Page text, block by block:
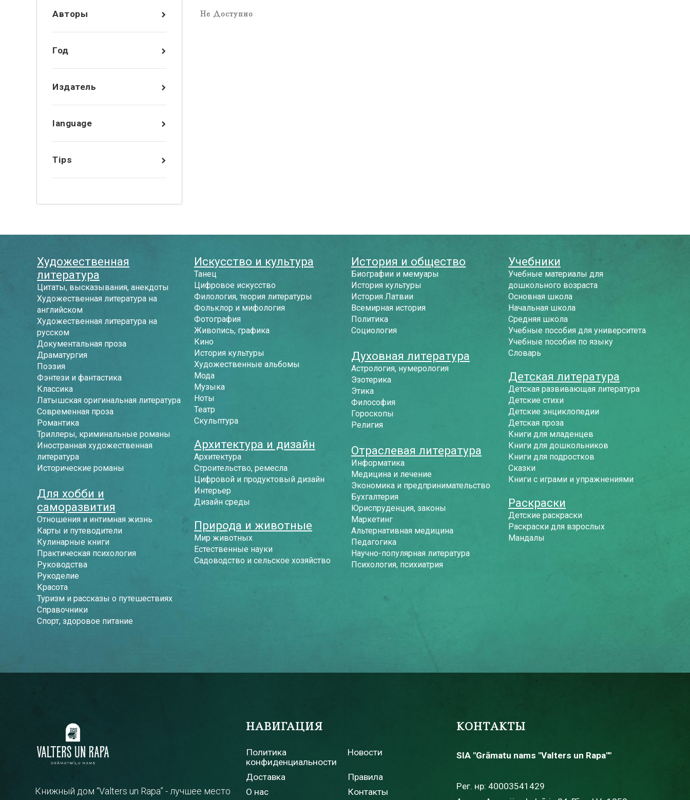
Авторы
Год
Издатель
language
Tips
Не Доступно
Художественная
литература
Цитаты, высказывания, анекдоты
Художественная литература на
английском
Художественная литература на
русском
Документальная проза
Драматургия
Поэзия
Фэнтези и фантастика
Классика
Латышская оригинальная литература
Современная проза
Романтика
Триллеры, криминальные романы
Иностранная художественная
литература
Исторические романы
Для хобби и
саморазвития
Отношения и интимная жизнь
Карты и путеводители
Кулинарные книги
Практическая психология
Руководства
Рукоделие
Красота
Туризм и рассказы о путешествиях
Справочники
Спорт, здоровое питание
Искусство и культура
Танец
Цифровое искусство
Филология, теория литературы
Фольклор и мифология
Фотография
Живопись, графика
Кино
История культуры
Художественные альбомы
Мода
Музыка
Ноты
Театр
Скульптура
Архитектура и дизайн
Архитектура
Строительство, ремесла
Цифровой и продуктовый дизайн
Интерьер
Дизайн среды
Природа и животные
Мир животных
Естественные науки
Садоводство и сельское хозяйство
История и общество
Биографии и мемуары
История культуры
История Латвии
Всемирная история
Политика
Социология
Духовная литература
Астрология, нумерология
Эзотерика
Этика
Философия
Гороскопы
Религия
Отраслевая литература
Информатика
Медицина и лечение
Экономика и предпринимательство
Бухгалтерия
Юриспруденция, законы
Маркетинг
Альтернативная медицина
Педагогика
Научно-популярная литература
Психология, психиатрия
Учебники
Учебные материалы для
дошкольного возраста
Основная школа
Начальная школа
Средняя школа
Учебные пособия для университета
Учебные пособия по языку
Словарь
Детская литература
Детская развивающая литература
Детские стихи
Детские энциклопедии
Детская проза
Книги для младенцев
Книги для дошкольников
Книги для подростков
Сказки
Книги с играми и упражнениями
Раскраски
Детские раскраски
Раскраски для взрослых
Мандалы
Книжный дом “Valters un Rapa” - лучшее место
НАВИГАЦИЯ
Политика
конфиденциальности
Новости
Доставка
Правила
О нас
Контакты
КОНТАКТЫ
SIA "Grāmatu nams "Valters un Rapa""
Рег. нр: 40003541429